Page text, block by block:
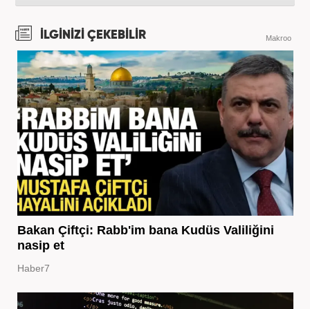
İLGİNİZİ ÇEKEBİLİR Makroo
Bakan Çiftçi: Rabb'im bana Kudüs Valiliğini
nasip et
Haber7